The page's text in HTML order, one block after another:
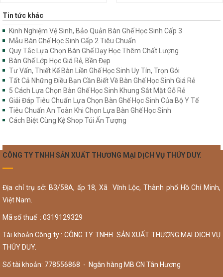
Tin tức khác
Kinh Nghiệm Vệ Sinh, Bảo Quản Bàn Ghế Học Sinh Cấp 3
Mẫu Bàn Ghế Học Sinh Cấp 2 Tiêu Chuẩn
Quy Tắc Lựa Chọn Bàn Ghế Dạy Học Thêm Chất Lượng
Bàn Ghế Lớp Học Giá Rẻ, Bền Đẹp
Tư Vấn, Thiết Kế Bàn Liền Ghế Học Sinh Uy Tín, Trọn Gói
Tất Cả Những Điều Bạn Cần Biết Về Bàn Ghế Học Sinh Giá Rẻ
5 Cách Lựa Chọn Bàn Ghế Học Sinh Khung Sắt Mặt Gỗ Rẻ
Giải Đáp Tiêu Chuẩn Lựa Chọn Bàn Ghế Học Sinh Của Bộ Y Tế
Tiêu Chuẩn An Toàn Khi Chọn Lựa Bàn Ghế Học Sinh
Cách Biệt Cùng Kệ Shop Túi Ấn Tượng
CÔNG TY TNHH SẢN XUẤT THƯƠNG MẠI DỊCH VỤ THÚY DUY.
Địa chỉ trụ sở: B3/58A, ấp 18, Xã Vĩnh Lộc, Thành phố Hồ Chí Minh,
Việt Nam.
Mã số thuế : 0319129329
Tài khoản Công ty : CÔNG TY TNHH SẢN XUẤT THƯƠNG MẠI DỊCH VỤ
THÚY DUY.
Số tài khoản: 778556868 - Ngân hàng MB CN Tân Hương